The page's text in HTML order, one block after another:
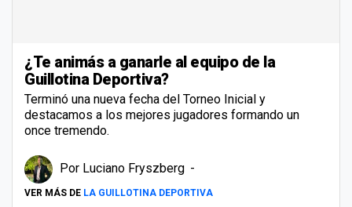
¿Te animás a ganarle al equipo de la
Guillotina Deportiva?
Terminó una nueva fecha del Torneo Inicial y
destacamos a los mejores jugadores formando un
once tremendo.
Por Luciano Fryszberg
VER MÁS DE LA GUILLOTINA DEPORTIVA